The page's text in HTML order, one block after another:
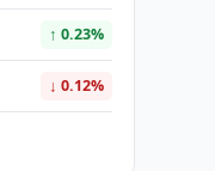
↑ 0.23%
↓ 0.12%